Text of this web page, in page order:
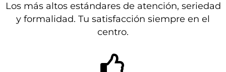
Los más altos estándares de atención, seriedad
y formalidad. Tu satisfacción siempre en el
centro.